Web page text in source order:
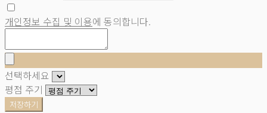
개인정보 수집 및 이용에 동의합니다.
선택하세요
평점 주기
저장하기